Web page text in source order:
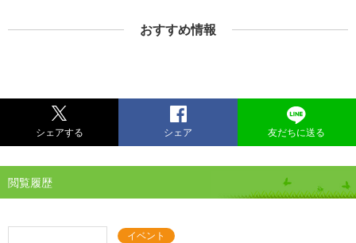
おすすめ情報
シェアする シェア 友だちに送る
閲覧履歴